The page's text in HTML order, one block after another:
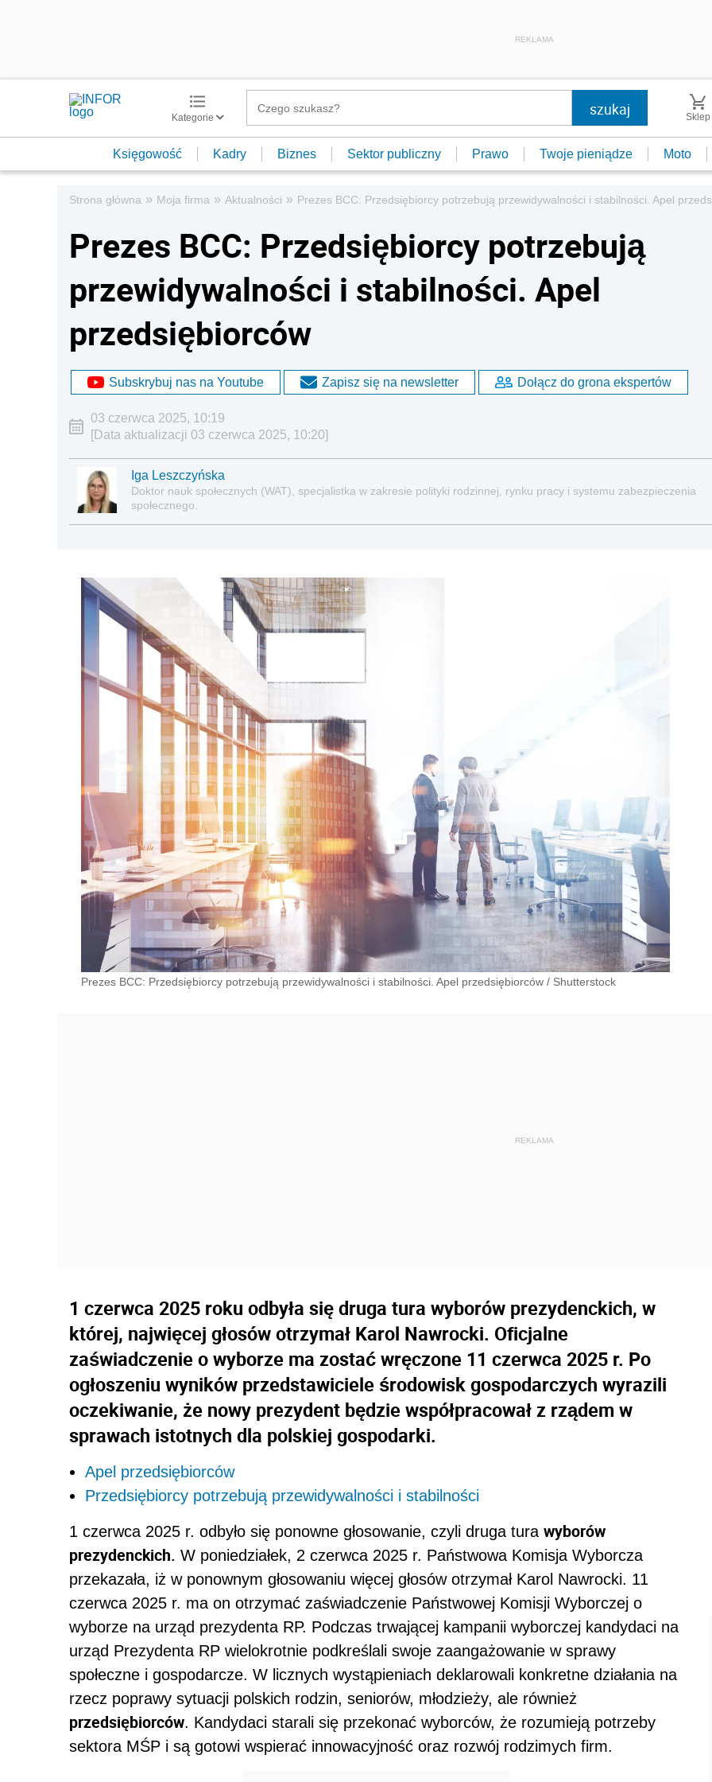
REKLAMA
Kategorie Sklep
Księgowość Kadry Biznes Sektor publiczny Prawo Twoje pieniądze Moto
Strona główna » Moja firma » Aktualności » Prezes BCC: Przedsiębiorcy potrzebują przewidywalności i stabilności. Apel
Prezes BCC: Przedsiębiorcy potrzebują
przewidywalności i stabilności. Apel
przedsiębiorców
Subskrybuj nas na Youtube Zapisz się na newsletter Dołącz do grona ekspertów
03 czerwca 2025, 10:19
[Data aktualizacji 03 czerwca 2025, 10:20]
Iga Leszczyńska
Doktor nauk społecznych (WAT), specjalistka w zakresie polityki rodzinnej, rynku pracy i systemu zabezpieczenia
społecznego.
Prezes BCC: Przedsiębiorcy potrzebują przewidywalności i stabilności. Apel przedsiębiorców / Shutterstock
1 czerwca 2025 roku odbyła się druga tura wyborów prezydenckich, w
której, najwięcej głosów otrzymał Karol Nawrocki. Oficjalne
zaświadczenie o wyborze ma zostać wręczone 11 czerwca 2025 r. Po
ogłoszeniu wyników przedstawiciele środowisk gospodarczych wyrazili
oczekiwanie, że nowy prezydent będzie współpracował z rządem w
sprawach istotnych dla polskiej gospodarki.
Apel przedsiębiorców
Przedsiębiorcy potrzebują przewidywalności i stabilności
1 czerwca 2025 r. odbyło się ponowne głosowanie, czyli druga tura wyborów
prezydenckich. W poniedziałek, 2 czerwca 2025 r. Państwowa Komisja Wyborcza
przekazała, iż w ponownym głosowaniu więcej głosów otrzymał Karol Nawrocki. 11
czerwca 2025 r. ma on otrzymać zaświadczenie Państwowej Komisji Wyborczej o
wyborze na urząd prezydenta RP. Podczas trwającej kampanii wyborczej kandydaci na
urząd Prezydenta RP wielokrotnie podkreślali swoje zaangażowanie w sprawy
społeczne i gospodarcze. W licznych wystąpieniach deklarowali konkretne działania na
rzecz poprawy sytuacji polskich rodzin, seniorów, młodzieży, ale również
przedsiębiorców. Kandydaci starali się przekonać wyborców, że rozumieją potrzeby
sektora MŚP i są gotowi wspierać innowacyjność oraz rozwój rodzimych firm.